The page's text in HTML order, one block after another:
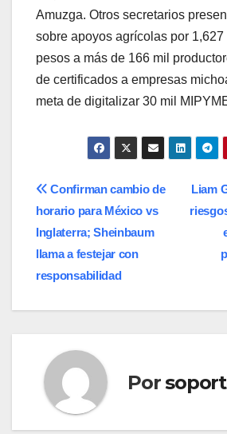
Amuzga. Otros secretarios
sobre apoyos agrícolas por
pesos a más de 166 mil
de certificados a empresas
meta de digitalizar 30 mil
Navegación
de
entradas
Liam
Confirman cambio de
horario para México vs
Inglaterra; Sheinbaum
llama a festejar con
responsabilidad
Por